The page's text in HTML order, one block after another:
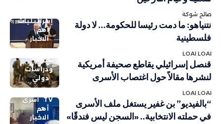
صالح شوكة
إسرائيليات
أهم
الاخبار
نتنياهو: ما دمت رئيسا للحكومة… لا دولة
فلسطينية
LOAI LOAI
تقارير
ودراسات
دولي
قنصل إسرائيلي يقاطع صحيفة أمريكية
لنشرها مقالاً حول اغتصاب الأسرى
LOAI LOAI
TV أسرى
أهم
الاخبار
“بالفيديو” بن غفير يستغل ملف الأسرى
في حملته الانتخابية.. «السجن ليس فندقًا»